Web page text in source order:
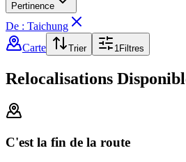
Pertinence
De : Taichung
Carte
Trier 1Filtres
Relocalisations
C'est la fin de la route